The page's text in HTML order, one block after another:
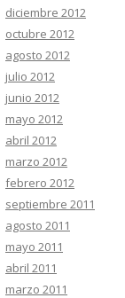
diciembre 2012
octubre 2012
agosto 2012
julio 2012
junio 2012
mayo 2012
abril 2012
marzo 2012
febrero 2012
septiembre 2011
agosto 2011
mayo 2011
abril 2011
marzo 2011